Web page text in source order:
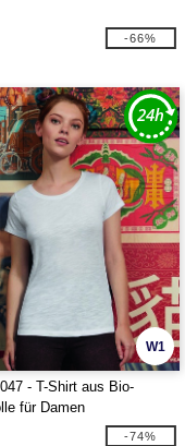
-66%
W1
- T-Shirt aus Bio-
für Damen
-74%